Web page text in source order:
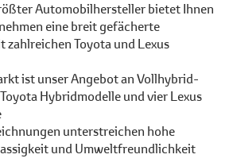
Automobilhersteller bietet Ihnen
eine breit gefächerte
zahlreichen Toyota und Lexus
ist unser Angebot an Vollhybrid-
Hybridmodelle und vier Lexus
unterstreichen hohe
und Umweltfreundlichkeit